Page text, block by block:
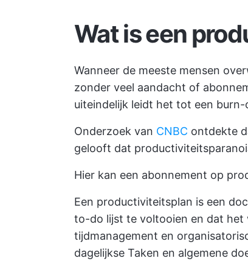
Wat is een
Wanneer de meeste mensen
zonder veel aandacht of
uiteindelijk leidt het tot een burn-
Onderzoek van CNBC ontdekte
gelooft dat
Hier kan een abonnement op
Een productiviteitsplan is een
to-do lijst te voltooien en dat het
tijdmanagement en
dagelijkse Taken en algemene